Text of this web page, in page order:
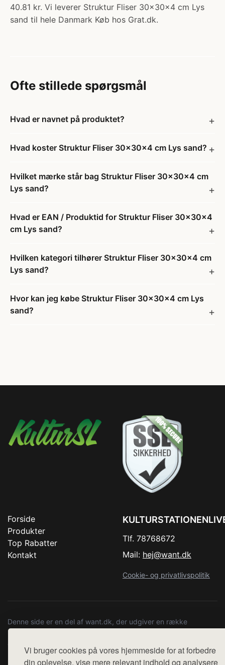
Vi bruger cookies på vores hjemmeside for at forbedre
din oplevelse, vise mere relevant indhold og analysere
40.81 kr. Vi leverer Struktur Fliser 30x30x4 cm Lys
sand til hele Danmark Køb hos Grat.dk.
Ofte stillede spørgsmål
Hvad er navnet på produktet?
Hvad koster Struktur Fliser 30x30x4 cm Lys sand?
Hvilket mærke står bag Struktur Fliser 30x30x4 cm
Lys sand?
Hvad er EAN / Produktid for Struktur Fliser 30x30x4
cm Lys sand?
Hvilken kategori tilhører Struktur Fliser 30x30x4 cm
Lys sand?
Hvor kan jeg købe Struktur Fliser 30x30x4 cm Lys
sand?
Forside
Produkter
Top Rabatter
Kontakt
Tlf. 78768672
Mail: hej@want.dk
Cookie- og privatlivspolitik
Denne side er en del af want.dk, der udgiver en række
hjemmesider med præsentation af forskellige produkter fra
diverse webshops. Der sælges ikke varer fra denne side - vi
henviser til de shops, som sælger varen. Vi har heller ikke